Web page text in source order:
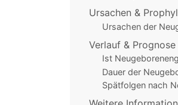
Ursachen &
Ursachen der
Verlauf & Prognose
Ist
Dauer der
Spätfolgen nach